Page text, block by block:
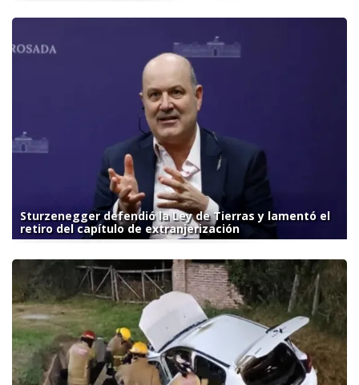
Sturzenegger defendió la Ley de Tierras y lamentó el
retiro del capítulo de extranjerización